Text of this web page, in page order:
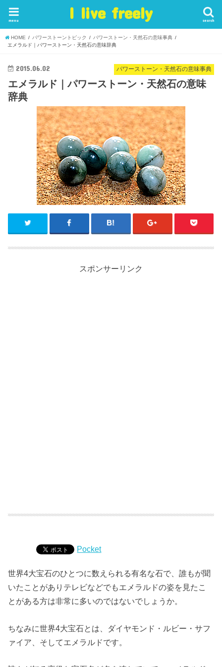
I live freely search
menu
HOME パワーストーントピック
パワーストーン・天然石の意味事典
エメラルド｜パワーストーン・天然石の意味辞典
パワーストーン・天然石の意味事典
2015.06.02
エメラルド｜パワーストーン・天然石の意味
辞典
スポンサーリンク
Pocket
世界4大宝石のひとつに数えられる有名な石で、誰もが聞
いたことがありテレビなどでもエメラルドの姿を見たこ
とがある方は非常に多いのではないでしょうか。
ちなみに世界4大宝石とは、ダイヤモンド・ルビー・サフ
ァイア、そしてエメラルドです。